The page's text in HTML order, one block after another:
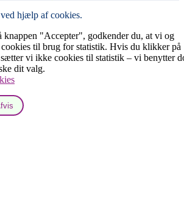
hjælp af cookies.
"Accepter", godkender du, at vi og
til brug for statistik. Hvis du klikker på
vi ikke cookies til statistik – vi benytter
dit valg.